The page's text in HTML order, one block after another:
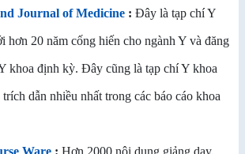
Journal of Medicine : Đây là tạp chí Y
hơn 20 năm cống hiến cho ngành Y và đăng
khoa định kỳ. Đây cũng là tạp chí Y khoa
dẫn nhiều nhất trong các báo cáo khoa
Ware : Hơn 2000 nội dung giảng dạy,